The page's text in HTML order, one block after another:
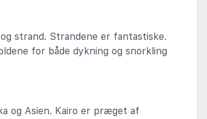
strand. Strandene er fantastiske.
for både dykning og snorkling
og Asien. Kairo er præget af